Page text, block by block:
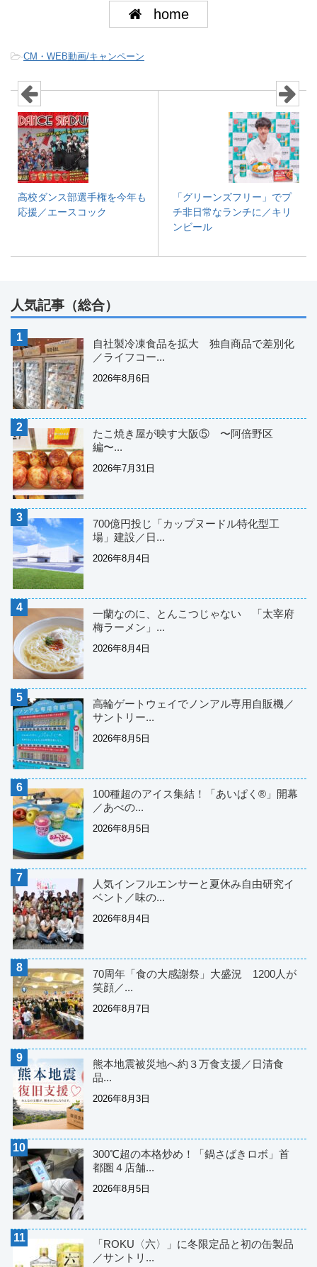
home
-CM・WEB動画/キャンペーン
高校ダンス部選手権を今年も
応援／エースコック
「グリーンズフリー」でプ
チ非日常なランチに／キリ
ンビール
人気記事（総合）
自社製冷凍食品を拡大 独自商品で差別化
／ライフコー...
2026年8月6日
たこ焼き屋が映す大阪⑤ 〜阿倍野区
編〜...
2026年7月31日
700億円投じ「カップヌードル特化型工
場」建設／日...
2026年8月4日
一蘭なのに、とんこつじゃない 「太宰府
梅ラーメン」...
2026年8月4日
高輪ゲートウェイでノンアル専用自販機／
サントリー...
2026年8月5日
100種超のアイス集結！「あいぱく®」開幕
／あべの...
2026年8月5日
人気インフルエンサーと夏休み自由研究イ
ベント／味の...
2026年8月4日
70周年「食の大感謝祭」大盛況 1200人が
笑顔／...
2026年8月7日
熊本地震被災地へ約３万食支援／日清食
品...
2026年8月3日
300℃超の本格炒め！「鍋さばきロボ」首
都圏４店舗...
2026年8月5日
「ROKU〈六〉」に冬限定品と初の缶製品
／サントリ...